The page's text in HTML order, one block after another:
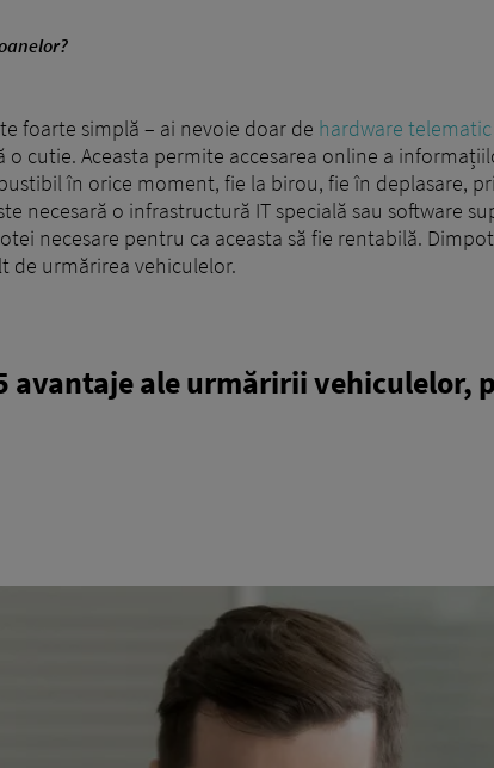
foarte simplă – ai nevoie doar de hardware telematic
o cutie. Aceasta permite accesarea online a
în orice moment, fie la birou, fie în deplasare,
necesară o infrastructură IT specială sau software
necesare pentru ca aceasta să fie rentabilă.
de urmărirea vehiculelor.
avantaje ale urmăririi vehiculelor,